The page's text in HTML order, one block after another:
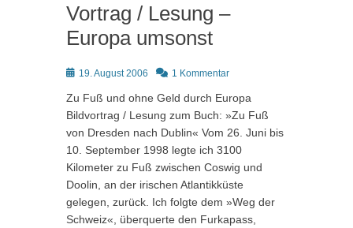
Vortrag / Lesung –
Europa umsonst
Posted19. August 2006 1 Kommentar
Zu Fuß und ohne Geld durch Europa
Bildvortrag / Lesung zum Buch: »Zu Fuß
von Dresden nach Dublin« Vom 26. Juni bis
10. September 1998 legte ich 3100
Kilometer zu Fuß zwischen Coswig und
Doolin, an der irischen Atlantikküste
gelegen, zurück. Ich folgte dem »Weg der
Schweiz«, überquerte den Furkapass,